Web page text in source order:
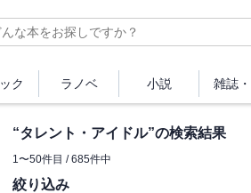
ク ラノベ 小説 雑誌・
“タレント・アイドル”の検索結果
1〜50件目 / 685件中
絞り込み